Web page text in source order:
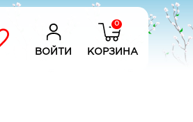
ВОЙТИ
0
КОРЗИНА